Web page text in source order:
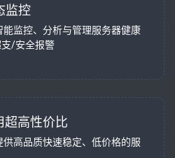
监控
监控、分析与管理服务器健康
/安全报警
超高性价比
供高品质快速稳定、低价格的服